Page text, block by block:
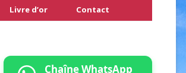
Livre d’or
Témoignages
Contact
Chaîne WhatsApp